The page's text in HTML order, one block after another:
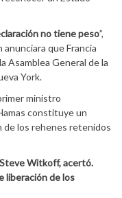
no tiene peso”,
que Francia
Asamblea General de la
York.
ministro
constituye un
de los rehenes retenidos
Witkoff, acertó.
liberación de los